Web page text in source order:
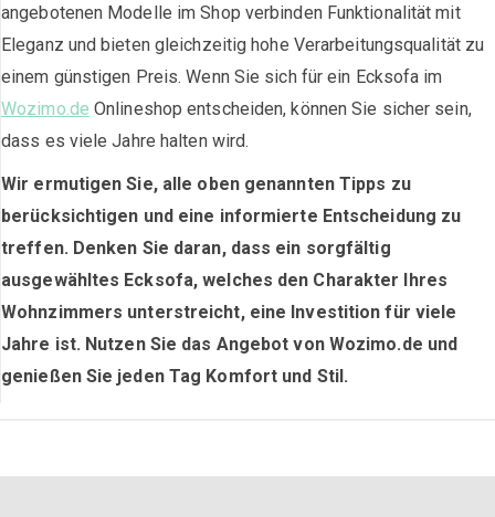
angebotenen Modelle im Shop verbinden Funktionalität mit
Eleganz und bieten gleichzeitig hohe Verarbeitungsqualität zu
einem günstigen Preis. Wenn Sie sich für ein Ecksofa im
Wozimo.de Onlineshop entscheiden, können Sie sicher sein,
dass es viele Jahre halten wird.
Wir ermutigen Sie, alle oben genannten Tipps zu
berücksichtigen und eine informierte Entscheidung zu
treffen. Denken Sie daran, dass ein sorgfältig
ausgewähltes Ecksofa, welches den Charakter Ihres
Wohnzimmers unterstreicht, eine Investition für viele
Jahre ist. Nutzen Sie das Angebot von Wozimo.de und
genießen Sie jeden Tag Komfort und Stil.